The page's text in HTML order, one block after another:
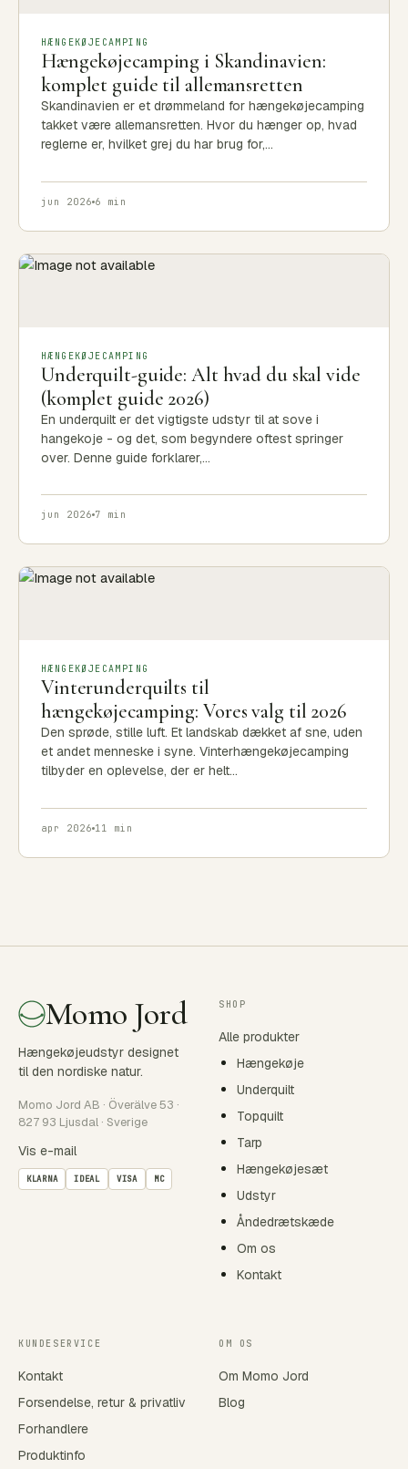
HÆNGEKØJECAMPING
Hængekøjecamping i Skandinavien:
komplet guide til allemansretten
Skandinavien er et drømmeland for hængekøjecamping
takket være allemansretten. Hvor du hænger op, hvad
reglerne er, hvilket grej du har brug for,…
jun 2026 6 min
HÆNGEKØJECAMPING
Underquilt-guide: Alt hvad du skal vide
(komplet guide 2026)
En underquilt er det vigtigste udstyr til at sove i
hangekoje - og det, som begyndere oftest springer
over. Denne guide forklarer,…
jun 2026 7 min
HÆNGEKØJECAMPING
Vinterunderquilts til
hængekøjecamping: Vores valg til 2026
Den sprøde, stille luft. Et landskab dækket af sne, uden
et andet menneske i syne. Vinterhængekøjecamping
tilbyder en oplevelse, der er helt…
apr 2026 11 min
Momo Jord
Hængekøjeudstyr designet
til den nordiske natur.
Momo Jord AB · Överälve 53 ·
827 93 Ljusdal · Sverige
Vis e-mail
KLARNA IDEAL VISA MC
SHOP
Alle produkter
Hængekøje
Underquilt
Topquilt
Tarp
Hængekøjesæt
Udstyr
Åndedrætskæde
Om os
Kontakt
KUNDESERVICE
Kontakt
Forsendelse, retur & privatliv
Forhandlere
Produktinfo
OM OS
Om Momo Jord
Blog